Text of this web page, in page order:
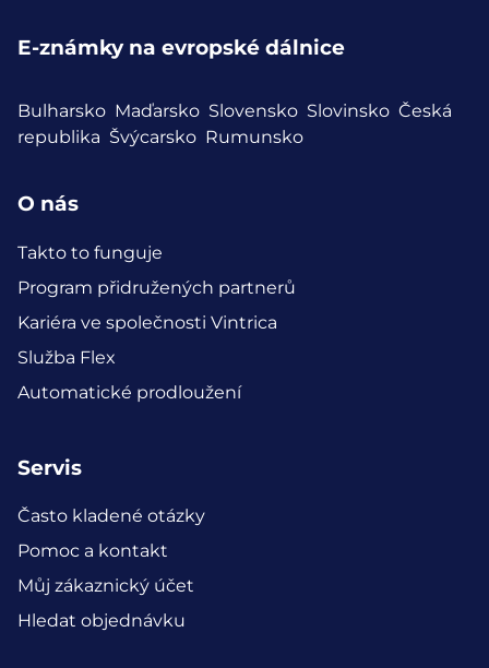
E-známky na evropské dálnice
Bulharsko Maďarsko Slovensko Slovinsko Česká
republika Švýcarsko Rumunsko
O nás
Takto to funguje
Program přidružených partnerů
Kariéra ve společnosti Vintrica
Služba Flex
Automatické prodloužení
Servis
Často kladené otázky
Pomoc a kontakt
Můj zákaznický účet
Hledat objednávku